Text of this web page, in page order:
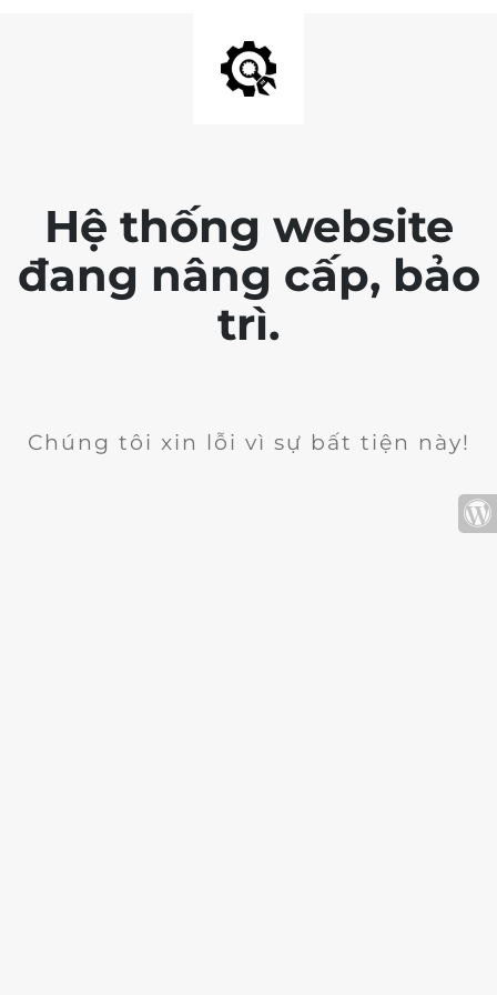
Hệ thống website
đang nâng cấp, bảo
trì.
Chúng tôi xin lỗi vì sự bất tiện này!